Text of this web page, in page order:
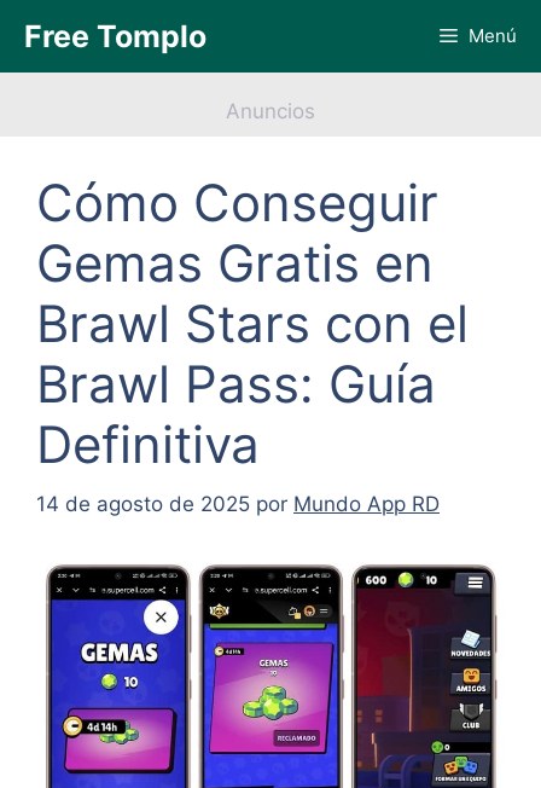
contenido
Free Tomplo Menú
Anuncios
Cómo Conseguir
Gemas Gratis en
Brawl Stars con el
Brawl Pass: Guía
Definitiva
14 de agosto de 2025 por Mundo App RD